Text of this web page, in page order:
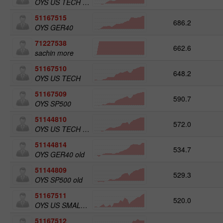
OYS US TECH old
51167515
OYS GER40
686.2
71227538
sachin more
662.6
51167510
OYS US TECH
648.2
51167509
OYS SP500
590.7
51144810
OYS US TECH old
572.0
51144814
OYS GER40 old
534.7
51144809
OYS SP500 old
529.3
51167511
OYS US SMALL CAPS
520.0
51167512